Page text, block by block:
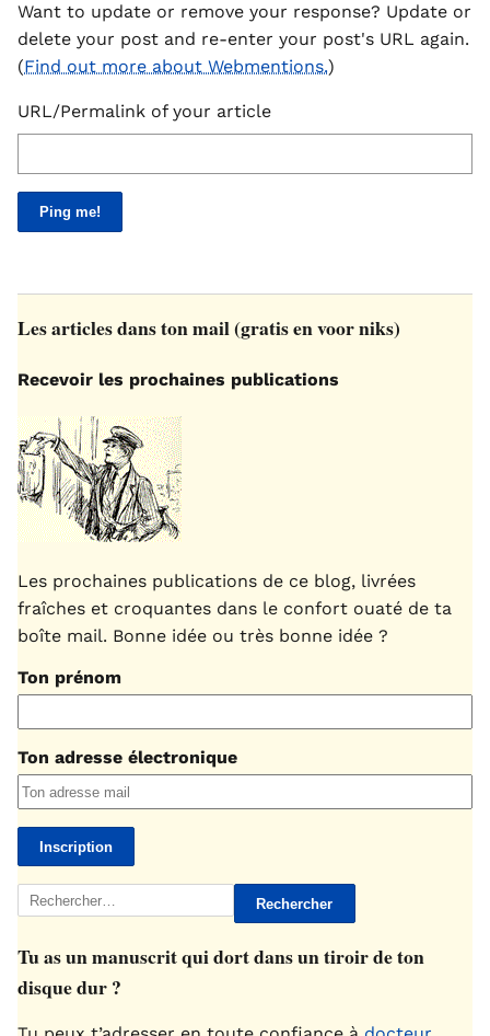
Want to update or remove your response? Update or
delete your post and re-enter your post's URL again.
(Find out more about Webmentions.)
URL/Permalink of your article
Les articles dans ton mail (gratis en voor niks)
Recevoir les prochaines publications
Les prochaines publications de ce blog, livrées
fraîches et croquantes dans le confort ouaté de ta
boîte mail. Bonne idée ou très bonne idée ?
Ton prénom
Ton adresse électronique
Rechercher :
Tu as un manuscrit qui dort dans un tiroir de ton
disque dur ?